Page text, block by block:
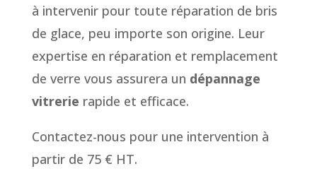
à intervenir pour toute réparation de bris
de glace, peu importe son origine. Leur
expertise en réparation et remplacement
de verre vous assurera un dépannage
vitrerie rapide et efficace.
Contactez-nous pour une intervention à
partir de 75 € HT.